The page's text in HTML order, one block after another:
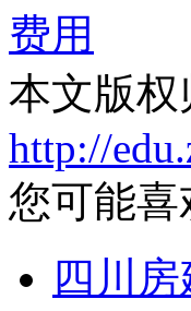
费用
本文版
http://
您可能
四川